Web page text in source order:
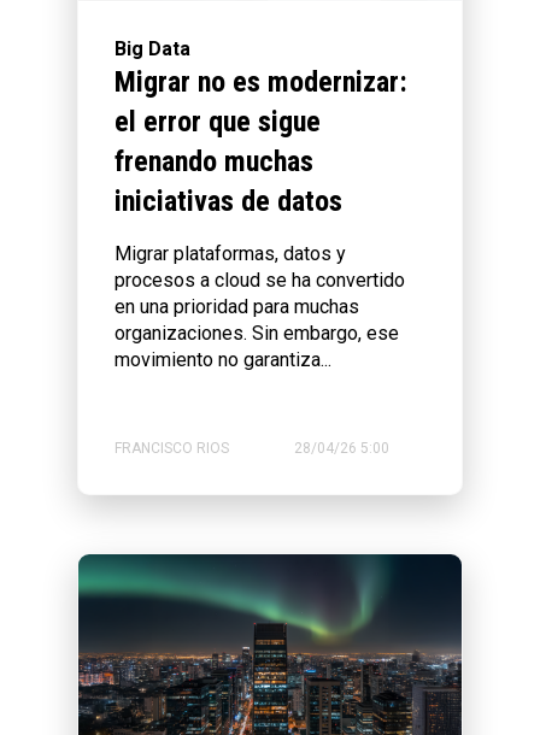
Big Data
Migrar no es modernizar:
el error que sigue
frenando muchas
iniciativas de datos
Migrar plataformas, datos y
procesos a cloud se ha convertido
en una prioridad para muchas
organizaciones. Sin embargo, ese
movimiento no garantiza...
FRANCISCO RIOS 28/04/26 5:00